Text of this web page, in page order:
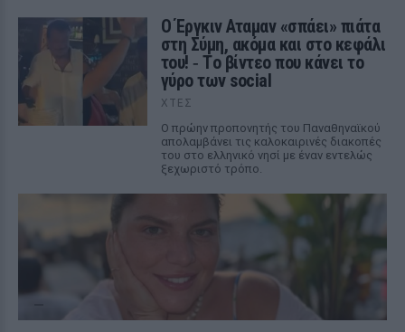
Ο Έργκιν Αταμαν «σπάει» πιάτα
στη Σύμη, ακόμα και στο κεφάλι
του! ‑ Tο βίντεο που κάνει το
γύρο των social
ΧΤΕΣ
Ο πρώην προπονητής του Παναθηναϊκού
απολαμβάνει τις καλοκαιρινές διακοπές
του στο ελληνικό νησί με έναν εντελώς
ξεχωριστό τρόπο.